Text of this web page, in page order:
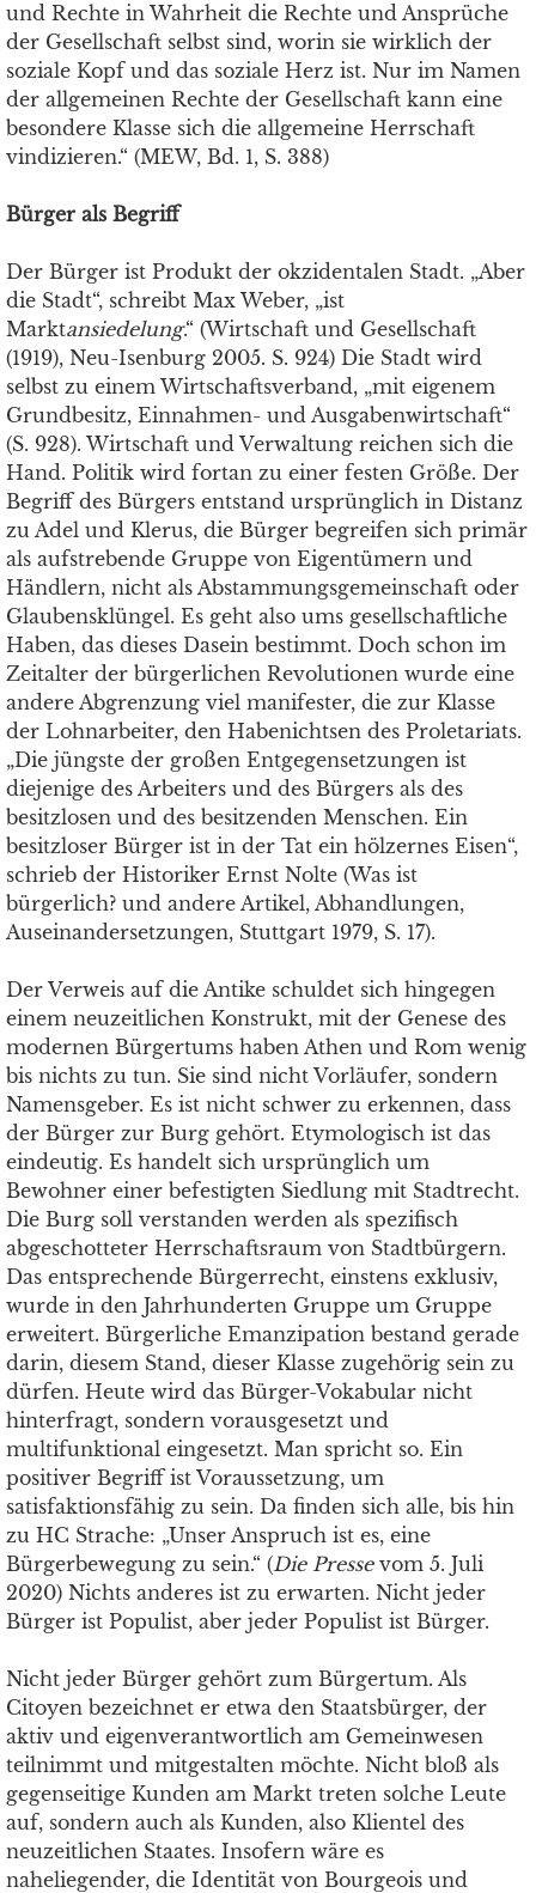
und Rechte in Wahrheit die Rechte und Ansprüche
der Gesellschaft selbst sind, worin sie wirklich der
soziale Kopf und das soziale Herz ist. Nur im Namen
der allgemeinen Rechte der Gesellschaft kann eine
besondere Klasse sich die allgemeine Herrschaft
vindizieren.“ (MEW, Bd. 1, S. 388)
Bürger als Begriff
Der Bürger ist Produkt der okzidentalen Stadt. „Aber
die Stadt“, schreibt Max Weber, „ist
Marktansiedelung.“ (Wirtschaft und Gesellschaft
(1919), Neu-Isenburg 2005. S. 924) Die Stadt wird
selbst zu einem Wirtschaftsverband, „mit eigenem
Grundbesitz, Einnahmen- und Ausgabenwirtschaft“
(S. 928). Wirtschaft und Verwaltung reichen sich die
Hand. Politik wird fortan zu einer festen Größe. Der
Begriff des Bürgers entstand ursprünglich in Distanz
zu Adel und Klerus, die Bürger begreifen sich primär
als aufstrebende Gruppe von Eigentümern und
Händlern, nicht als Abstammungsgemeinschaft oder
Glaubensklüngel. Es geht also ums gesellschaftliche
Haben, das dieses Dasein bestimmt. Doch schon im
Zeitalter der bürgerlichen Revolutionen wurde eine
andere Abgrenzung viel manifester, die zur Klasse
der Lohnarbeiter, den Habenichtsen des Proletariats.
„Die jüngste der großen Entgegensetzungen ist
diejenige des Arbeiters und des Bürgers als des
besitzlosen und des besitzenden Menschen. Ein
besitzloser Bürger ist in der Tat ein hölzernes Eisen“,
schrieb der Historiker Ernst Nolte (Was ist
bürgerlich? und andere Artikel, Abhandlungen,
Auseinandersetzungen, Stuttgart 1979, S. 17).
Der Verweis auf die Antike schuldet sich hingegen
einem neuzeitlichen Konstrukt, mit der Genese des
modernen Bürgertums haben Athen und Rom wenig
bis nichts zu tun. Sie sind nicht Vorläufer, sondern
Namensgeber. Es ist nicht schwer zu erkennen, dass
der Bürger zur Burg gehört. Etymologisch ist das
eindeutig. Es handelt sich ursprünglich um
Bewohner einer befestigten Siedlung mit Stadtrecht.
Die Burg soll verstanden werden als spezifisch
abgeschotteter Herrschaftsraum von Stadtbürgern.
Das entsprechende Bürgerrecht, einstens exklusiv,
wurde in den Jahrhunderten Gruppe um Gruppe
erweitert. Bürgerliche Emanzipation bestand gerade
darin, diesem Stand, dieser Klasse zugehörig sein zu
dürfen. Heute wird das Bürger-Vokabular nicht
hinterfragt, sondern vorausgesetzt und
multifunktional eingesetzt. Man spricht so. Ein
positiver Begriff ist Voraussetzung, um
satisfaktionsfähig zu sein. Da finden sich alle, bis hin
zu HC Strache: „Unser Anspruch ist es, eine
Bürgerbewegung zu sein.“ (Die Pressevom 5. Juli
2020) Nichts anderes ist zu erwarten. Nicht jeder
Bürger ist Populist, aber jeder Populist ist Bürger.
Nicht jeder Bürger gehört zum Bürgertum. Als
Citoyen bezeichnet er etwa den Staatsbürger, der
aktiv und eigenverantwortlich am Gemeinwesen
teilnimmt und mitgestalten möchte. Nicht bloß als
gegenseitige Kunden am Markt treten solche Leute
auf, sondern auch als Kunden, also Klientel des
neuzeitlichen Staates. Insofern wäre es
naheliegender, die Identität von Bourgeois und